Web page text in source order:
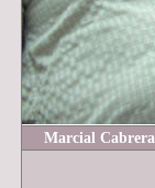
Marcial Cabrera